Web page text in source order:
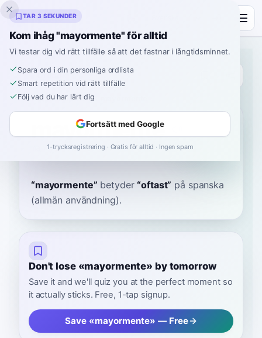
Inklingo
Ordbok
Hem›Spanska ›Ordbok
mayormente
mah-yor-MEN-teh maʝoɾˈmente
“mayormente” betyder “oftast” på spanska
(allmän användning).
Don't lose «mayormente» by tomorrow
Save it and we'll quiz you at the perfect moment so
it actually sticks. Free, 1-tap signup.
Save «mayormente» — Free
TAR 3 SEKUNDER
Kom ihåg "mayormente" för alltid
Vi testar dig vid rätt tillfälle så att det fastnar i långtidsminnet.
Spara ord i din personliga ordlista
Smart repetition vid rätt tillfälle
Följ vad du har lärt dig
Fortsätt med Google
1-trycksregistrering · Gratis för alltid · Ingen spam